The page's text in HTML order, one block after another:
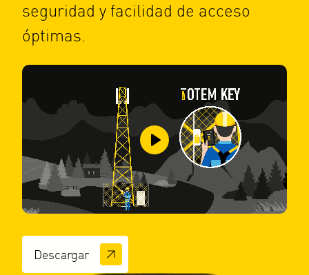
seguridad y facilidad de acceso
óptimas.
Descargar